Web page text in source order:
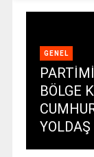
GENEL
BÖLGE